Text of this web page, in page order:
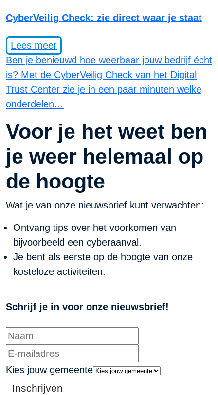
CyberVeilig Check: zie direct waar je staat
Lees meer
Ben je benieuwd hoe weerbaar jouw bedrijf écht
is? Met de CyberVeilig Check van het Digital
Trust Center zie je in een paar minuten welke
onderdelen…
Voor je het weet ben
je weer helemaal op
de hoogte
Wat je van onze nieuwsbrief kunt verwachten:
Ontvang tips over het voorkomen van
bijvoorbeeld een cyberaanval.
Je bent als eerste op de hoogte van onze
kosteloze activiteiten.
Schrijf je in voor onze nieuwsbrief!
Kies jouw gemeente
Inschrijven